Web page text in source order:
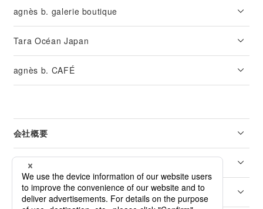
agnès b. galerie boutique
Tara Océan Japan
agnès b. CAFÉ
会社概要
リーガル
カスタマーサービス